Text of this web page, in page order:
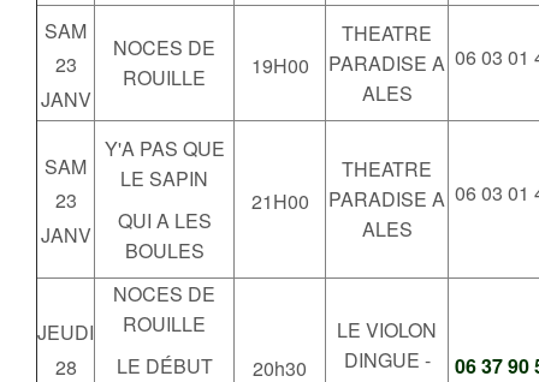
SAM
23
JANV
NOCES DE
ROUILLE
19H00
THEATRE
PARADISE A
ALES
06 03 01
SAM
23
JANV
Y'A PAS QUE
LE SAPIN
QUI A LES
BOULES
21H00
THEATRE
PARADISE A
ALES
06 03 01
JEUDI
28
NOCES DE
ROUILLE
LE DÉBUT
20h30
LE VIOLON
DINGUE -
06 37 90